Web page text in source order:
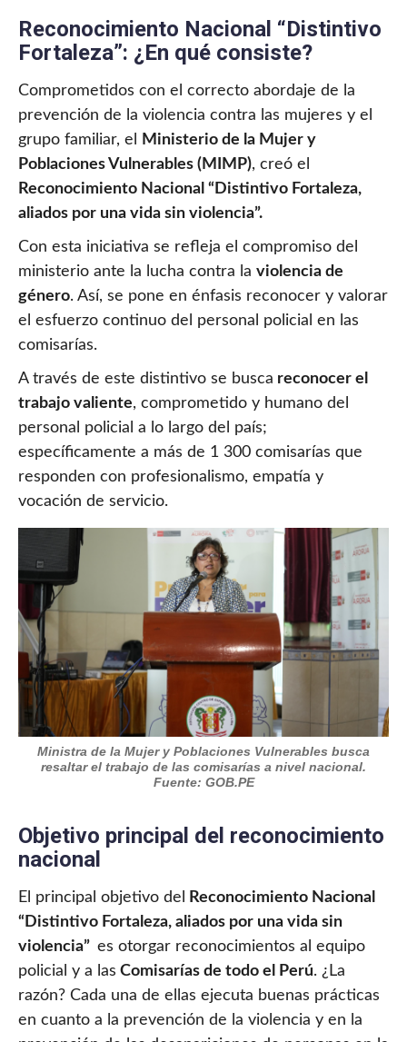
Reconocimiento Nacional “Distintivo
Fortaleza”: ¿En qué consiste?
Comprometidos con el correcto abordaje de la
prevención de la violencia contra las mujeres y el
grupo familiar, el
Ministerio de la Mujer y
Poblaciones Vulnerables (MIMP), creó el
Reconocimiento Nacional “Distintivo Fortaleza,
aliados por una vida sin violencia”.
Con esta iniciativa se refleja el compromiso del
ministerio ante la lucha contra la violencia de
género. Así, se pone en énfasis reconocer y valorar
el esfuerzo continuo del personal policial en las
comisarías.
A través de este distintivo se busca reconocer el
trabajo valiente, comprometido y humano del
personal policial a lo largo del país;
específicamente a más de 1 300 comisarías que
responden con profesionalismo, empatía y
vocación de servicio.
Ministra de la Mujer y Poblaciones Vulnerables busca
resaltar el trabajo de las comisarías a nivel nacional.
Fuente: GOB.PE
Objetivo principal del reconocimiento
nacional
El principal objetivo del
Reconocimiento Nacional
“Distintivo Fortaleza, aliados por una vida sin
violencia” es otorgar reconocimientos al equipo
policial y a las Comisarías de todo el Perú. ¿La
razón? Cada una de ellas ejecuta buenas prácticas
en cuanto a la prevención de la violencia y en la